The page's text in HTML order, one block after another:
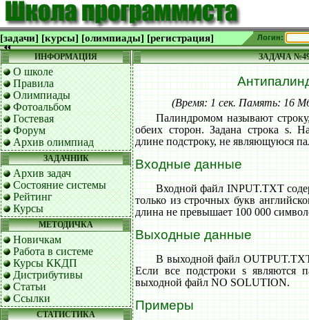
[задачи] [курсы] [олимпиады] [регистрация] Логин:
ИНФОРМАЦИЯ
О школе
Правила
Олимпиады
Фотоальбом
Гостевая
Форум
Архив олимпиад
ЗАДАЧНИК
Архив задач
Состояние системы
Рейтинг
Курсы
МЕТОДИЧКА
Новичкам
Работа в системе
Курсы ККДП
Дистрибутивы
Статьи
Ссылки
СТАТИСТИКА
ЗАДАЧА
(Время: 1 сек. Память: 16
Палиндромом называют
обеих сторон. Задана строка s.
длине подстроку, не являющуюся
Входные данные
Входной файл INPUT.TXT
только из строчных букв
длина не превышает 100 000
Выходные данные
В выходной файл OUTPUT.TXT
Если все подстроки s являются
выходной файл NO SOLUTION.
Примеры